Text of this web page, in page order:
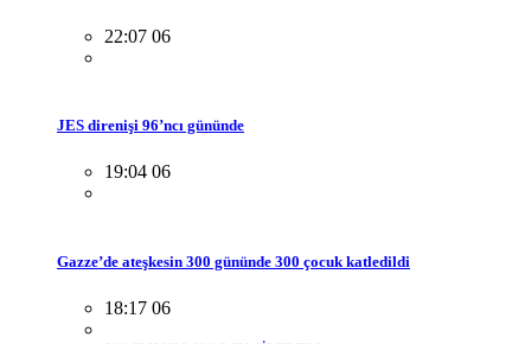
22:07 06
JES direnişi 96’ncı gününde
19:04 06
Gazze’de ateşkesin 300 gününde 300 çocuk katledildi
18:17 06